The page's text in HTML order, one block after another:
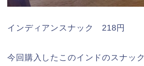
インディアンスナック 218円
今回購入したこのインドのスナック